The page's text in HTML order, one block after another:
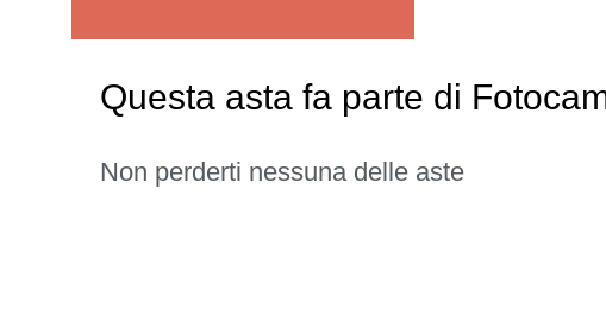
Questa asta fa parte di
Non perderti nessuna delle aste